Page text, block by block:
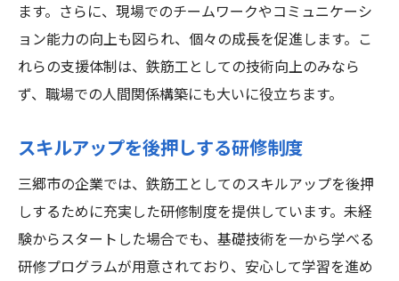
ます。さらに、現場でのチームワークやコミュニケーシ
ョン能力の向上も図られ、個々の成長を促進します。こ
れらの支援体制は、鉄筋工としての技術向上のみなら
ず、職場での人間関係構築にも大いに役立ちます。
スキルアップを後押しする研修制度
三郷市の企業では、鉄筋工としてのスキルアップを後押
しするために充実した研修制度を提供しています。未経
験からスタートした場合でも、基礎技術を一から学べる
研修プログラムが用意されており、安心して学習を進め